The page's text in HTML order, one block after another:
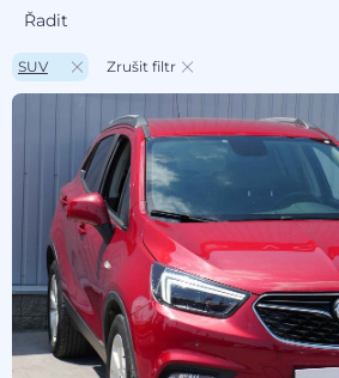
Řadit
SUV Zrušit filtr